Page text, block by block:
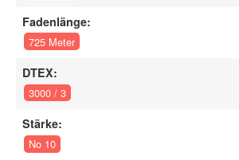
Fadenlänge:
725 Meter
DTEX:
3000 / 3
Stärke:
No 10